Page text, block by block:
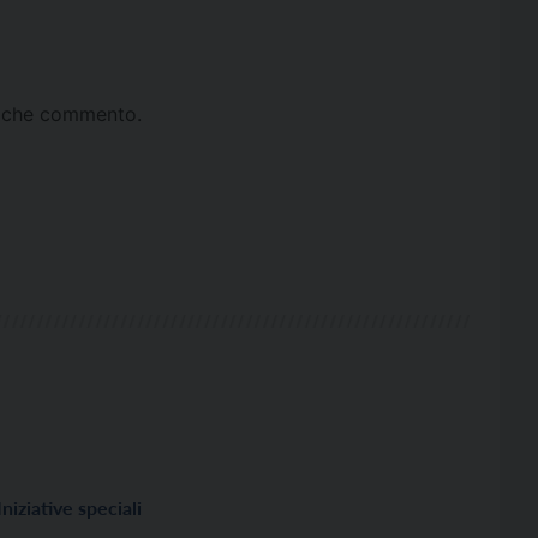
commento.
Iniziative speciali